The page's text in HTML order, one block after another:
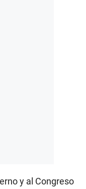
y al Congreso